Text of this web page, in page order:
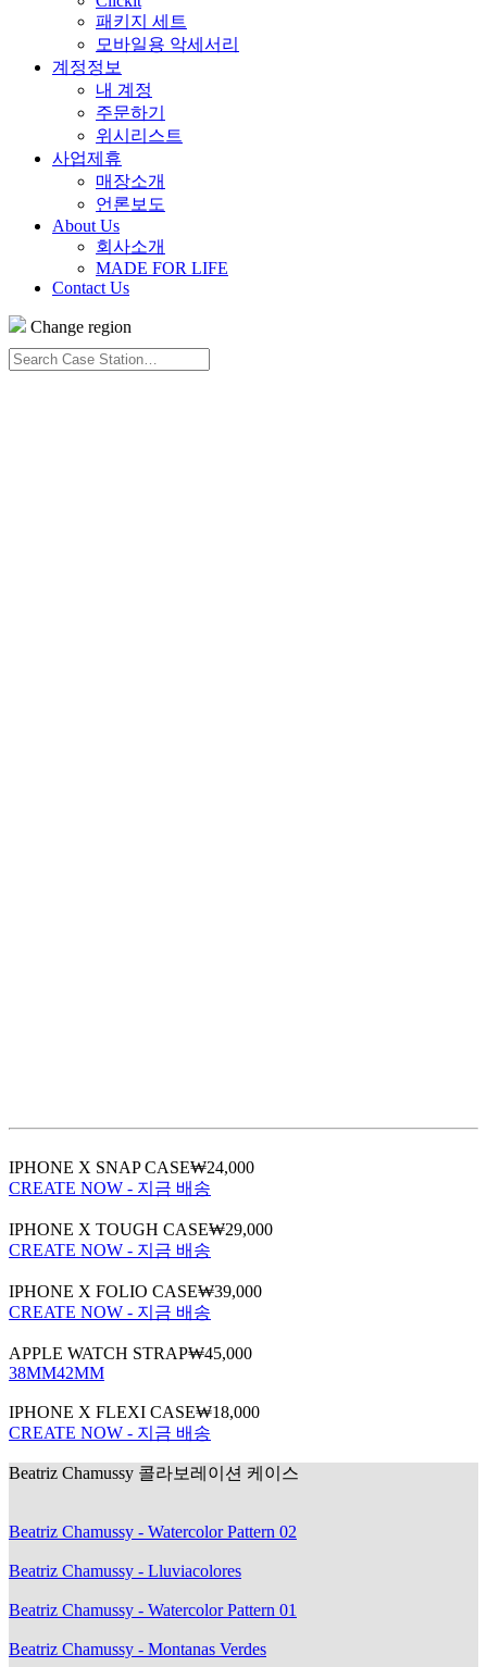
패키지 세트
모바일용 악세서리
계정정보
내 계정
주문하기
위시리스트
사업제휴
매장소개
언론보도
About Us
회사소개
MADE FOR LIFE
Contact Us
Change region
Search
Case
IPHONE X SNAP CASE₩24,000
CREATE NOW - 지금 배송
IPHONE X TOUGH CASE₩29,000
CREATE NOW - 지금 배송
IPHONE X FOLIO CASE₩39,000
CREATE NOW - 지금 배송
APPLE WATCH STRAP₩45,000
38MM42MM
IPHONE X FLEXI CASE₩18,000
CREATE NOW - 지금 배송
Beatriz Chamussy 콜라보레이션 케이스
Beatriz Chamussy - Watercolor Pattern 02
Beatriz Chamussy - Lluviacolores
Beatriz Chamussy - Watercolor Pattern 01
Beatriz Chamussy - Montanas Verdes